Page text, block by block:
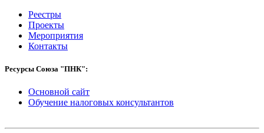
Реестры
Проекты
Мероприятия
Контакты
Ресурсы Союза "ПНК":
Основной сайт
Обучение налоговых консультантов